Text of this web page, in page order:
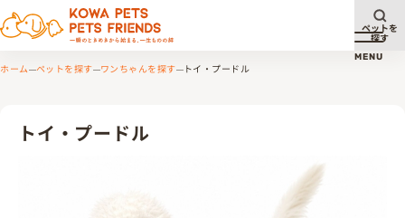
メニ
MENU
ペットを
探す
ホーム ペットを探す ワンちゃんを探す トイ・プードル
トイ・プードル